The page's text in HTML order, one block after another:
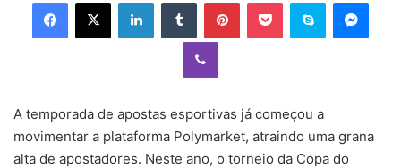
Viber
A temporada de apostas esportivas já começou a
movimentar a plataforma Polymarket, atraindo uma grana
alta de apostadores. Neste ano, o torneio da Copa do